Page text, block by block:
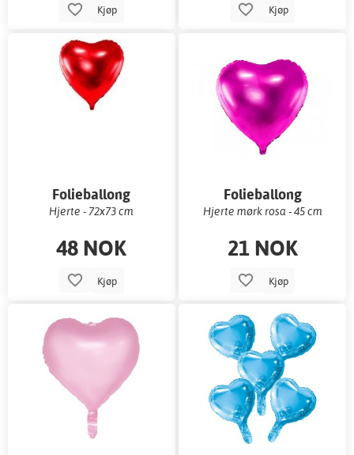
Kjøp Kjøp
Folieballong
Hjerte - 72x73 cm
48 NOK
Kjøp
Folieballong
Hjerte mørk rosa - 45 cm
21 NOK
Kjøp